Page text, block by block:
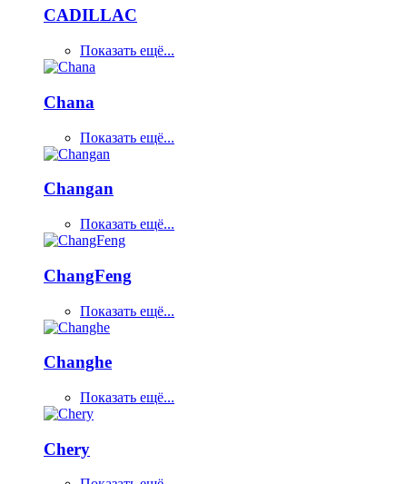
CADILLAC
Показать ещё...
Chana
Показать ещё...
Changan
Показать ещё...
ChangFeng
Показать ещё...
Changhe
Показать ещё...
Chery